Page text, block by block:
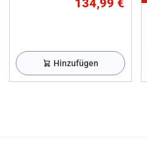
Hinzufügen